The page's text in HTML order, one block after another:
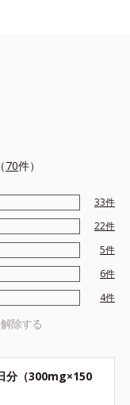
（70件）
33件
22件
5件
6件
4件
除する
分（300mg×150